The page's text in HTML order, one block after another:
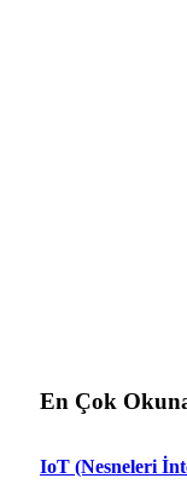
En Çok
IoT (Nesneleri